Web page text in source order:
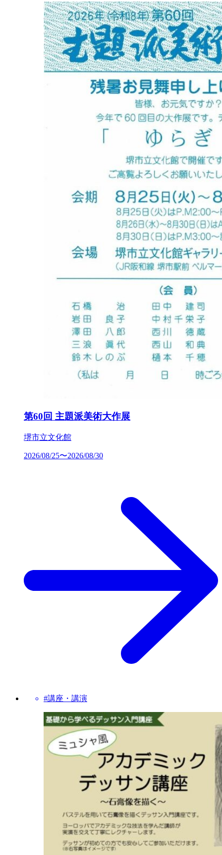
第60回 主題派美術大作展
堺市立文化館
2026/08/25〜2026/08/30
#講座・講演